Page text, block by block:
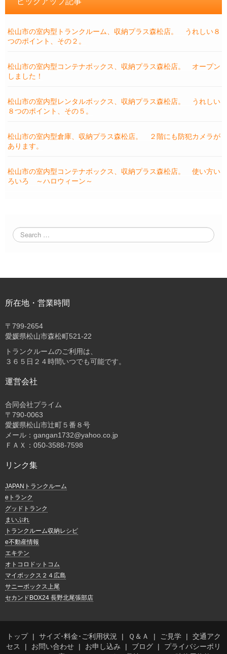
松山市の室内型トランクルーム、収納プラス森松店。 うれしい８
つのポイント、その２。
松山市の室内型コンテナボックス、収納プラス森松店。 オープン
しました！
松山市の室内型レンタルボックス、収納プラス森松店。 うれしい
８つのポイント、その５。
松山市の室内型倉庫、収納プラス森松店。 ２階にも防犯カメラが
あります。
松山市の室内型コンテナボックス、収納プラス森松店。 使い方い
ろいろ ～ハロウィーン～
所在地・営業時間
〒 799-2654
愛媛県松山市森松町521-22
トランクルームのご利用は、
３６５日２４時間いつでも可能です。
運営会社
合同会社プライム
〒 790-0063
愛媛県松山市辻町５番８号
メール：gangan1732@yahoo.co.jp
ＦＡＸ：050-3588-7598
リンク集
JAPANトランクルーム
eトランク
グッドトランク
まいぷれ
トランクルーム収納レシピ
e不動産情報
エキテン
オトコロドットコム
マイボックス２４広島
サニーボックス上尾
セカンドBOX24 長野北尾張部店
トップ サイズ･料金･ご利用状況 Ｑ＆Ａ ご見学
交通アク
セス
お問い合わせ お申し込み ブログ
プライバシーポリ